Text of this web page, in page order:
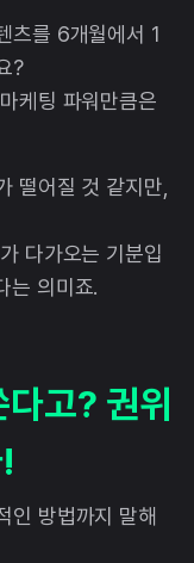
츠를 6개월에서 1
?
케팅 파워만큼은
떨어질 것 같지만,
다가오는 기분입
는 의미죠.
고? 권위
인 방법까지 말해